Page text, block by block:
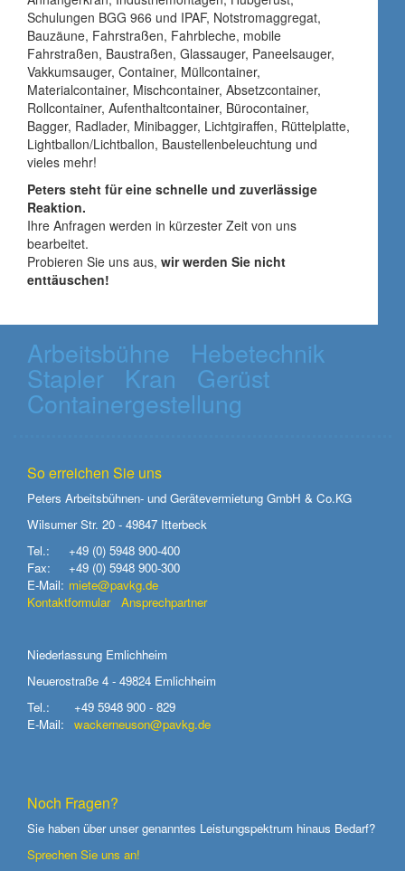
Schulungen BGG 966 und IPAF, Notstromaggregat,
Bauzäune, Fahrstraßen, Fahrbleche, mobile
Fahrstraßen, Baustraßen, Glassauger, Paneelsauger,
Vakkumsauger, Container, Müllcontainer,
Materialcontainer, Mischcontainer, Absetzcontainer,
Rollcontainer, Aufenthaltcontainer, Bürocontainer,
Bagger, Radlader, Minibagger, Lichtgiraffen, Rüttelplatte,
Lightballon/Lichtballon, Baustellenbeleuchtung und
vieles mehr!
Peters steht für eine schnelle und zuverlässige
Reaktion.
Ihre Anfragen werden in kürzester Zeit von uns
bearbeitet.
Probieren Sie uns aus, wir werden Sie nicht
enttäuschen!
Arbeitsbühne Hebetechnik
Stapler Kran Gerüst
Containergestellung
So erreichen Sie uns
Peters Arbeitsbühnen- und Gerätevermietung GmbH & Co.KG
Wilsumer Str. 20 - 49847 Itterbeck
Tel.:
+49 (0) 5948 900-400
Fax:
+49 (0) 5948 900-300
E-Mail: miete@pavkg.de
Kontaktformular
Ansprechpartner
Niederlassung Emlichheim
Neuerostraße 4 - 49824 Emlichheim
Tel.:
+49 5948 900 - 829
E-Mail:
wackerneuson@pavkg.de
Noch Fragen?
Sie haben über unser genanntes Leistungspektrum hinaus Bedarf?
Sprechen Sie uns an!